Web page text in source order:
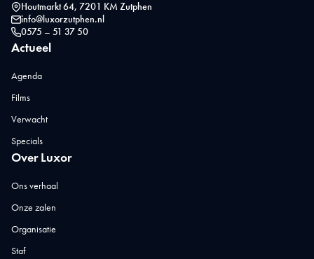
Houtmarkt 64, 7201 KM Zutphen
info@luxorzutphen.nl
0575 – 51 37 50
Actueel
Agenda
Films
Verwacht
Specials
Over Luxor
Ons verhaal
Onze zalen
Organisatie
Staf